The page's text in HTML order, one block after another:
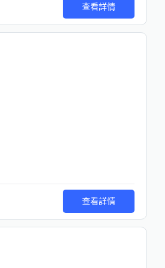
查看詳情
查看詳情